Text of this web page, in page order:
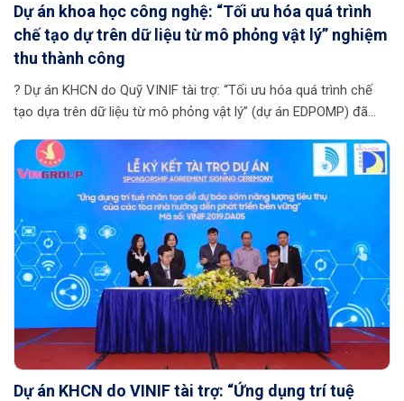
Dự án khoa học công nghệ: “Tối ưu hóa quá trình
chế tạo dự trên dữ liệu từ mô phỏng vật lý” nghiệm
thu thành công
? Dự án KHCN do Quỹ VINIF tài trợ: “Tối ưu hóa quá trình chế
tạo dựa trên dữ liệu từ mô phỏng vật lý” (dự án EDPOMP) đã
Trần Văn Xuân chủ nhiệm, Trường Đại học Thủ Dầu Một chủ trì.
? Trong các quá trình chế tạo công nghiệp, việc điều chỉnh các
tham số là một thách thức lớn để có chất lượng sản phẩm
theo yêu cầu. Xuất phát từ mục tiêu nghiên cứu và phát triển
các phương pháp tối ưu cho […]
Dự án KHCN do VINIF tài trợ: “Ứng dụng trí tuệ